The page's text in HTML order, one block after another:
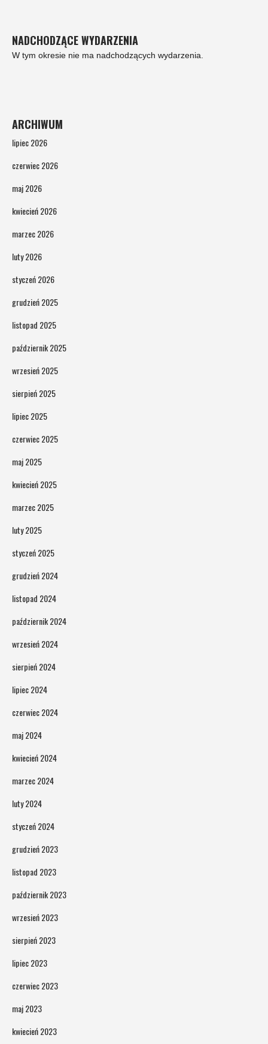
NADCHODZĄCE WYDARZENIA
W tym okresie nie ma nadchodzących wydarzenia.
ARCHIWUM
lipiec 2026
czerwiec 2026
maj 2026
kwiecień 2026
marzec 2026
luty 2026
styczeń 2026
grudzień 2025
listopad 2025
październik 2025
wrzesień 2025
sierpień 2025
lipiec 2025
czerwiec 2025
maj 2025
kwiecień 2025
marzec 2025
luty 2025
styczeń 2025
grudzień 2024
listopad 2024
październik 2024
wrzesień 2024
sierpień 2024
lipiec 2024
czerwiec 2024
maj 2024
kwiecień 2024
marzec 2024
luty 2024
styczeń 2024
grudzień 2023
listopad 2023
październik 2023
wrzesień 2023
sierpień 2023
lipiec 2023
czerwiec 2023
maj 2023
kwiecień 2023